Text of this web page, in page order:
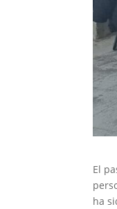
El
ha